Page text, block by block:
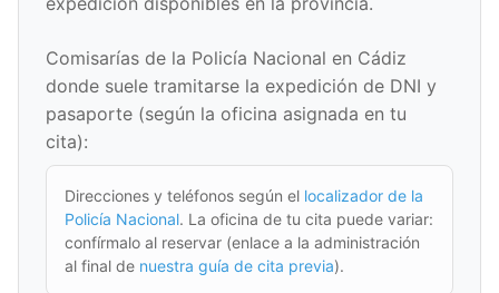
Comisarías de la Policía Nacional en Cádiz
donde suele tramitarse la expedición de DNI y
pasaporte (según la oficina asignada en tu
cita):
Direcciones y teléfonos según el localizador de la
Policía Nacional. La oficina de tu cita puede variar:
confírmalo al reservar (enlace a la administración
al final de nuestra guía de cita previa).